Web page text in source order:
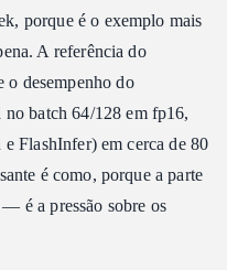
porque é o exemplo mais
A referência do
o desempenho do
batch 64/128 em fp16,
FlashInfer) em cerca de 80
é como, porque a parte
é a pressão sobre os